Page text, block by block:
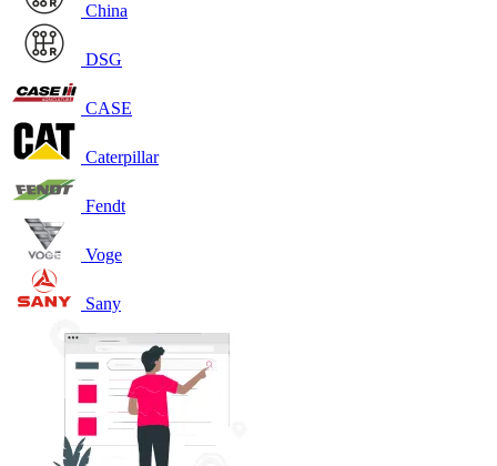
China
DSG
CASE
Caterpillar
Fendt
Voge
Sany